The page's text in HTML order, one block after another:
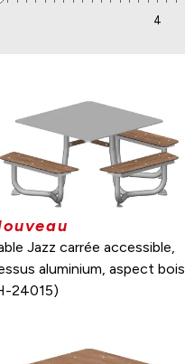
4
Jazz carrée accessible,
aluminium, aspect bois
24015)